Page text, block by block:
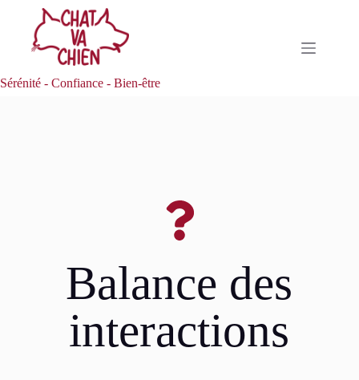
Sérénité - Confiance - Bien-être
Balance des
interactions